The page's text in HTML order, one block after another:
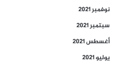
نوفمبر 2021
سبتمبر 2021
أغسطس 2021
يوليو 2021